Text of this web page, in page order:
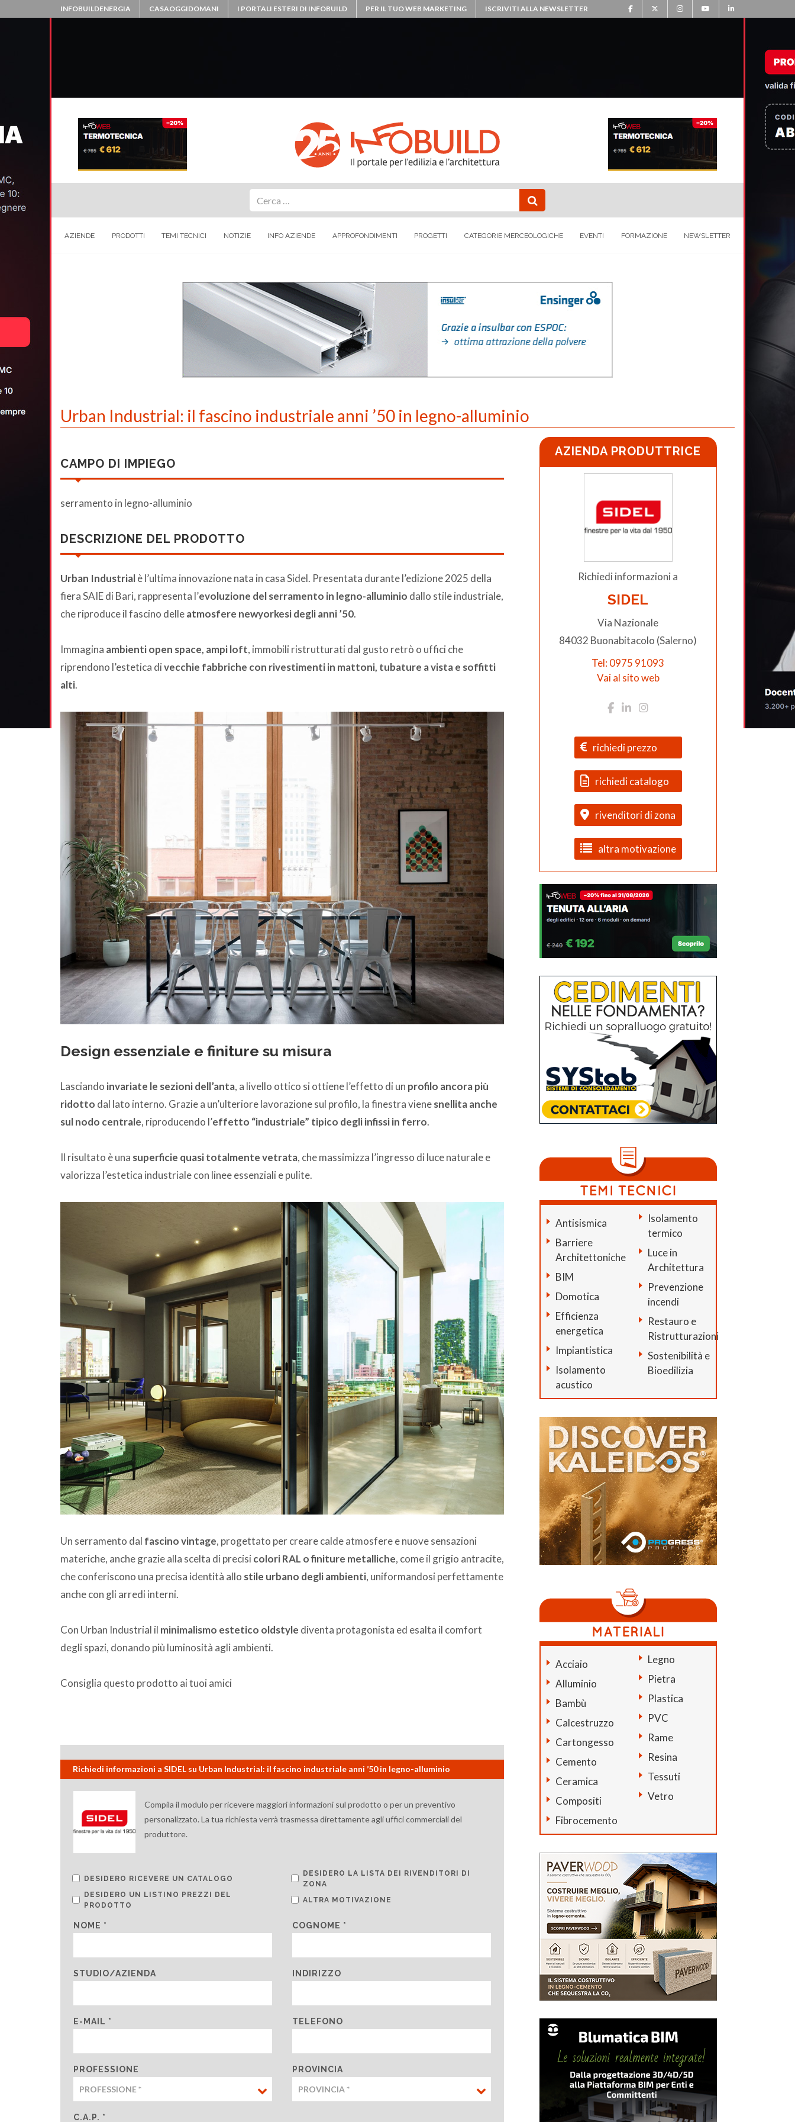
INFOBUILDENERGIA CASAOGGIDOMANI I PORTALI ESTERI DI INFOBUILD PER IL TUO WEB MARKETING ISCRIVITI ALLA NEWSLETTER
AZIENDE PRODOTTI TEMI TECNICI NOTIZIE INFO AZIENDE APPROFONDIMENTI PROGETTI CATEGORIE MERCEOLOGICHE EVENTI FORMAZIONE NEWSLETTER
Urban Industrial: il fascino industriale anni ’50 in legno-alluminio
CAMPO DI IMPIEGO
serramento in legno-alluminio
DESCRIZIONE DEL PRODOTTO
Urban Industrialè l’ultima innovazione nata in casa Sidel. Presentata durante l’edizione 2025 della
fiera SAIE di Bari, rappresenta l’evoluzione del serramento in legno-alluminio dallo stile industriale,
che riproduce il fascino delleatmosfere newyorkesi degli anni ’50.
Immagina ambienti open space, ampi loft, immobili ristrutturati dal gusto retrò o uffici che
riprendono l’estetica divecchie fabbriche con rivestimenti in mattoni, tubature a vista e soffitti
alti.
Design essenziale e finiture su misura
Lasciando invariate le sezioni dell’anta, a livello ottico si ottiene l’effetto di un profilo ancora più
ridotto dal lato interno. Grazie a un’ulteriore lavorazione sul profilo, la finestra vienesnellita anche
sul nodo centrale, riproducendo l’effetto “industriale” tipico degli infissi in ferro.
Il risultato è una superficie quasi totalmente vetrata, che massimizza l’ingresso di luce naturale e
valorizza l’estetica industriale con linee essenziali e pulite.
Un serramento dal fascino vintage, progettato per creare calde atmosfere e nuove sensazioni
materiche, anche grazie alla scelta di precisi colori RAL o finiture metalliche, come il grigio antracite,
che conferiscono una precisa identità allo stile urbano degli ambienti, uniformandosi perfettamente
anche con gli arredi interni.
Con Urban Industrial il minimalismo estetico oldstyle diventa protagonista ed esalta il comfort
degli spazi, donando più luminosità agli ambienti.
Consiglia questo prodotto ai tuoi amici
Richiedi informazioni a SIDEL su Urban Industrial: il fascino industriale anni ’50 in legno-alluminio
Compila il modulo per ricevere maggiori informazioni sul prodotto o per un preventivo
personalizzato. La tua richiesta verrà trasmessa direttamente agli uffici commerciali del
produttore.
DESIDERO RICEVERE UN CATALOGO
DESIDERO LA LISTA DEI RIVENDITORI DI
ZONA
DESIDERO UN LISTINO PREZZI DEL
PRODOTTO
ALTRA MOTIVAZIONE
NOME * COGNOME *
STUDIO/AZIENDA INDIRIZZO
E-MAIL * TELEFONO
PROFESSIONE PROVINCIA
C.A.P. *
AZIENDA PRODUTTRICE
Richiedi informazioni a
SIDEL
Via Nazionale
84032 Buonabitacolo (Salerno)
Tel: 0975 91093
Vai al sito web
richiedi prezzo
richiedi catalogo
rivenditori di zona
altra motivazione
Antisismica
Barriere
Architettoniche
BIM
Domotica
Efficienza
energetica
Impiantistica
Isolamento
acustico
Isolamento
termico
Luce in
Architettura
Prevenzione
incendi
Restauro e
Ristrutturazioni
Sostenibilità e
Bioedilizia
Acciaio
Alluminio
Bambù
Calcestruzzo
Cartongesso
Cemento
Ceramica
Compositi
Fibrocemento
Legno
Pietra
Plastica
PVC
Rame
Resina
Tessuti
Vetro